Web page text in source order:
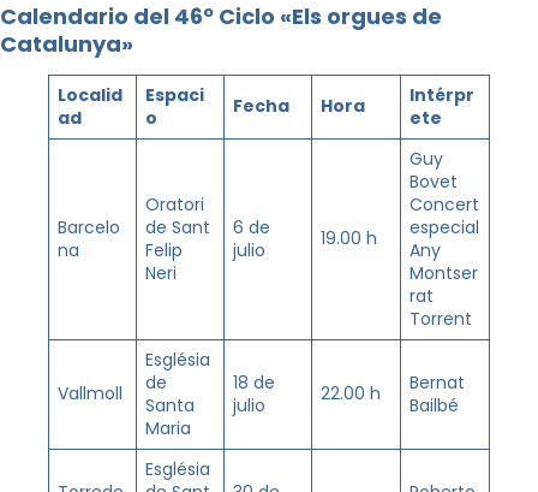
Calendario del 46º Ciclo «Els orgues de
Catalunya»
Localid
ad
Espaci
o
Fecha Hora
Intérpr
ete
Barcelo
na
Oratori
de Sant
Felip
Neri
6 de
julio
19.00 h
Guy
Bovet
Concert
especial
Any
Montser
rat
Torrent
Vallmoll
Església
de
Santa
Maria
18 de
julio
22.00 h
Bernat
Bailbé
Església